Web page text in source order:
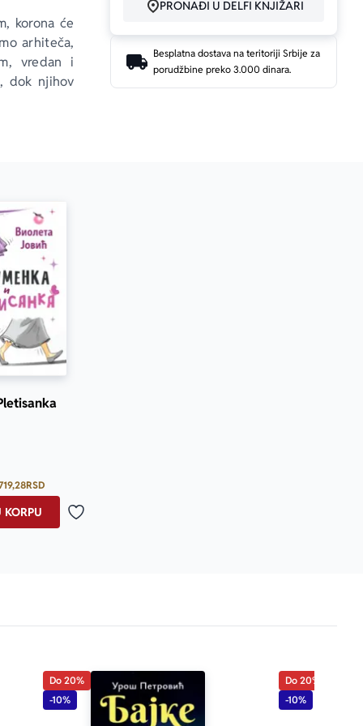
korona će
arhiteča,
vredan i
dok njihov
s brojnim
doba u
PRONAĐI U DELFI KNJIŽARI
Besplatna dostava na teritoriji Srbije za
porudžbine preko 3.000 dinara.
RSD
Dodaj u omiljene
Do 20%
-10%
Do 20%
-10%